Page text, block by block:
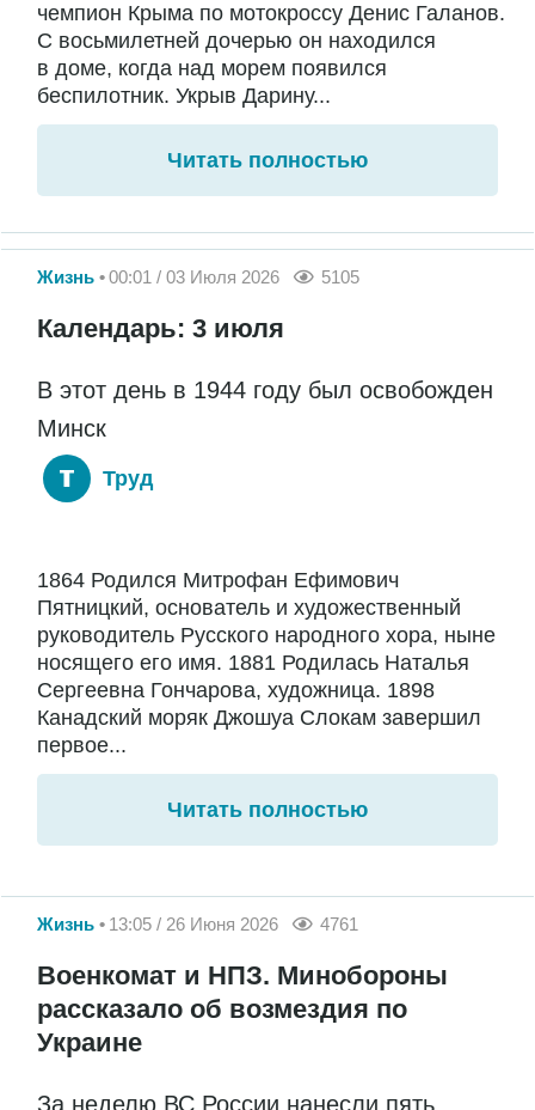
чемпион Крыма по мотокроссу Денис Галанов.
С восьмилетней дочерью он находился
в доме, когда над морем появился
беспилотник. Укрыв Дарину...
Читать полностью
Жизнь 00:01 / 03 Июля 2026 5105
Календарь: 3 июля
В этот день в 1944 году был освобожден
Минск
Труд
1864 Родился Митрофан Ефимович
Пятницкий, основатель и художественный
руководитель Русского народного хора, ныне
носящего его имя. 1881 Родилась Наталья
Сергеевна Гончарова, художница. 1898
Канадский моряк Джошуа Слокам завершил
первое...
Читать полностью
Жизнь 13:05 / 26 Июня 2026 4761
Военкомат и НПЗ. Минобороны
рассказало об возмездия по
Украине
За неделю ВС России нанесли пять